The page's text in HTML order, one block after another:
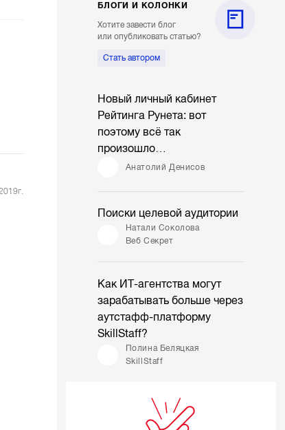
БЛОГИ И КОЛОНКИ
Хотите завести блог
или опубликовать статью?
Стать автором
Новый личный кабинет
Рейтинга Рунета: вот
поэтому всё так
произошло…
Анатолий Денисов
Поиски целевой аудитории
Натали Соколова
Веб Секрет
Как ИТ-агентства могут
зарабатывать больше через
аутстафф-платформу
SkillStaff?
Полина Беляцкая
SkillStaff